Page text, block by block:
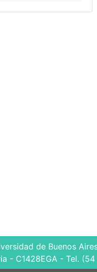
de Buenos
- C1428EGA - Tel.